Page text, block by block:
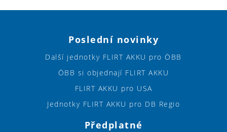
Poslední novinky
Další jednotky FLIRT AKKU pro ÖBB
ÖBB si objednají FLIRT AKKU
FLIRT AKKU pro USA
Jednotky FLIRT AKKU pro DB Regio
Předplatné